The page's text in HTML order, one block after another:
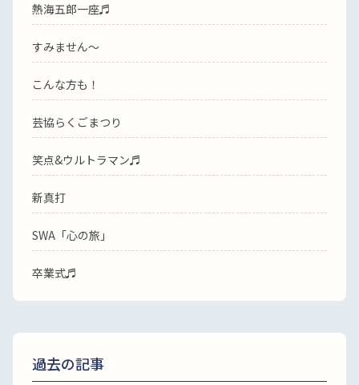
熱海五郎一座♬
すみません〜
こんな方も！
芸協らくごまつり
笑点&ウルトラマン♬
新真打
SWA「心の旅」
卒業式♬
過去の記事